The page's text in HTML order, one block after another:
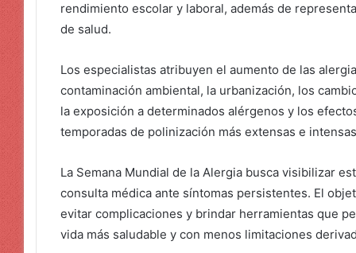
rendimiento escolar y laboral, además de
de salud.
Los especialistas atribuyen el aumento de las
contaminación ambiental, la urbanización, los
la exposición a determinados alérgenos y los
temporadas de polinización más extensas e
La Semana Mundial de la Alergia busca visibilizar
consulta médica ante síntomas persistentes. El
evitar complicaciones y brindar herramientas que
vida más saludable y con menos limitaciones